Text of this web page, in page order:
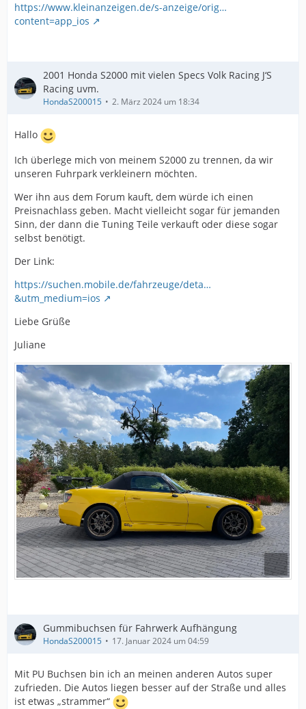
https://www.kleinanzeigen.de/s-anzeige/orig…
content=app_ios
2001 Honda S2000 mit vielen Specs Volk Racing J‘S
Racing uvm.
HondaS200015 2. März 2024 um 18:34
Hallo
Ich überlege mich von meinem S2000 zu trennen, da wir
unseren Fuhrpark verkleinern möchten.
Wer ihn aus dem Forum kauft, dem würde ich einen
Preisnachlass geben. Macht vielleicht sogar für jemanden
Sinn, der dann die Tuning Teile verkauft oder diese sogar
selbst benötigt.
Der Link:
https://suchen.mobile.de/fahrzeuge/deta…
&utm_medium=ios
Liebe Grüße
Juliane
Gummibuchsen für Fahrwerk Aufhängung
HondaS200015 17. Januar 2024 um 04:59
Mit PU Buchsen bin ich an meinen anderen Autos super
zufrieden. Die Autos liegen besser auf der Straße und alles
ist etwas „strammer“